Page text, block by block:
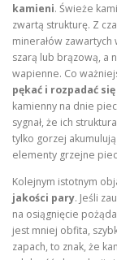
kamieni. Świeże
zwartą strukturę. Z
minerałów
szarą lub brązową, a
wapienne. Co
pękać i rozpadać się
kamienny na dnie
sygnał, że ich
tylko gorzej
elementy grzejne
Kolejnym istotnym
jakości pary. Jeśli
na osiągnięcie
jest mniej obfita,
zapach, to znak, że